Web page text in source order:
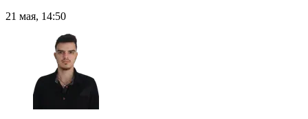
21 мая, 14:50